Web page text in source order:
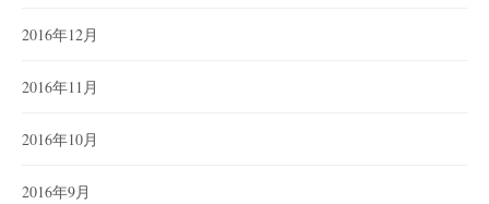
2016年12月
2016年11月
2016年10月
2016年9月